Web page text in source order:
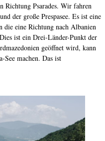
Richtung Psarades. Wir fahren
der große Prespasee. Es ist eine
die eine Richtung nach Albanien
ist ein Drei-Länder-Punkt der
geöffnet wird, kann
See machen. Das ist